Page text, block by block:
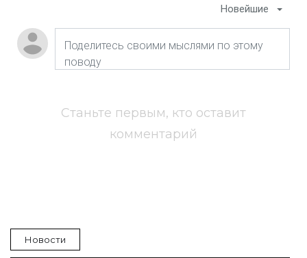
Новейшие
Станьте первым, кто оставит
комментарий
Новости